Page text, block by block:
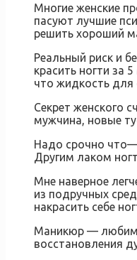
Многие женские
пасуют лучшие
решить хороший
Реальный риск и
красить ногти за
что жидкость для
Секрет женского
мужчина, новые
Надо срочно
Другим лаком
Мне наверное
из подручных
накрасить себе
Маникюр —
восстановления